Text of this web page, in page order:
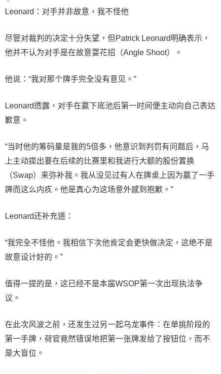
Leonard：对手并非故意，我不怪他
尽管对裁判的决定十分失望，但Patrick Leonard明确表示，
他并不认为对手是在故意耍花招（Angle Shoot）。
他说：“我对那个牌手完全没有意见。”
Leonard透露，对手在赢下底池后第一时间便主动向自己表达
歉意。
“当时他的筹码量是我的5倍多，他意识到判罚有问题后，马
上主动提出要在后续的比赛里和我进行大额的股份置换
（Swap）来弥补我。我从没见过有人在牌桌上因为赢了一手
牌而这么内疚。他是真心为这场意外感到抱歉。”
Leonard还补充道：
“我完全不怪他。我相信下次他肯定会更快做决定，这绝不是
故意设计好的。”
值得一提的是，这已经不是本届WSOP第一次出现执法争
议。
在此次风波之前，还发生过另一起乌龙事件：在单挑阶段的
第一手牌，荷官竟然错误地把第一张牌发给了按钮位，而不
是大盲位。